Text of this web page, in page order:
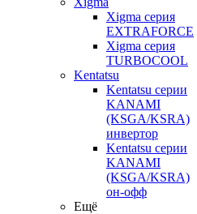
Xigma серия
EXTRAFORCE
Xigma серия
TURBOCOOL
Kentatsu
Kentatsu серии
KANAMI
(KSGA/KSRA)
инвертор
Kentatsu серии
KANAMI
(KSGA/KSRA)
он-офф
Ещё